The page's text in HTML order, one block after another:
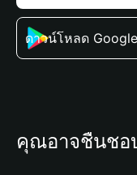
ดาวน์โหลด
คุณอาจชื่นชอ